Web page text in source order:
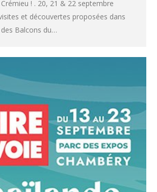
! . 20, 21 & 22 septembre
et découvertes proposées dans
Balcons du…